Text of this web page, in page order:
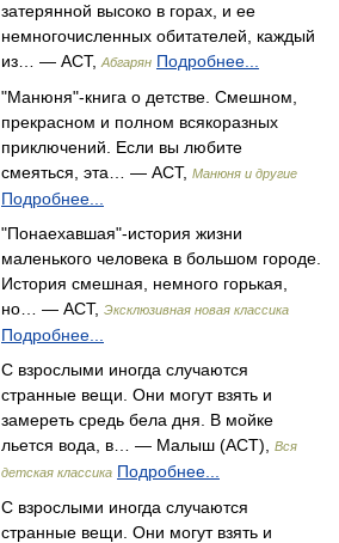
затерянной высоко в горах, и ее
немногочисленных обитателей, каждый
из… — АСТ, Абгарян Подробнее...
"Манюня"-книга о детстве. Смешном,
прекрасном и полном всякоразных
приключений. Если вы любите
смеяться, эта… — АСТ, Манюня и другие
Подробнее...
"Понаехавшая"-история жизни
маленького человека в большом городе.
История смешная, немного горькая,
но… — АСТ, Эксклюзивная новая классика
Подробнее...
С взрослыми иногда случаются
странные вещи. Они могут взять и
замереть средь бела дня. В мойке
льется вода, в… — Малыш (АСТ),
Вся
детская классика Подробнее...
С взрослыми иногда случаются
странные вещи. Они могут взять и